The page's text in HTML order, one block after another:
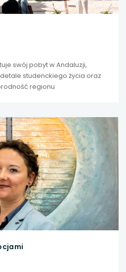
swój pobyt w Andaluzji,
studenckiego życia oraz
regionu